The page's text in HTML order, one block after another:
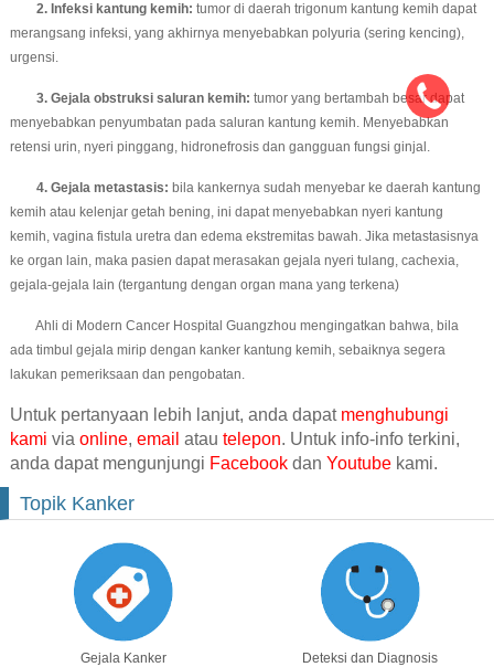
2. Infeksi kantung kemih: tumor di daerah trigonum kantung kemih dapat
merangsang infeksi, yang akhirnya menyebabkan polyuria (sering kencing),
urgensi.
3. Gejala obstruksi saluran kemih: tumor yang bertambah besar dapat
menyebabkan penyumbatan pada saluran kantung kemih. Menyebabkan
retensi urin, nyeri pinggang, hidronefrosis dan gangguan fungsi ginjal.
4. Gejala metastasis: bila kankernya sudah menyebar ke daerah kantung
kemih atau kelenjar getah bening, ini dapat menyebabkan nyeri kantung
kemih, vagina fistula uretra dan edema ekstremitas bawah. Jika metastasisnya
ke organ lain, maka pasien dapat merasakan gejala nyeri tulang, cachexia,
gejala-gejala lain (tergantung dengan organ mana yang terkena)
Ahli di Modern Cancer Hospital Guangzhou mengingatkan bahwa, bila
ada timbul gejala mirip dengan kanker kantung kemih, sebaiknya segera
lakukan pemeriksaan dan pengobatan.
Untuk pertanyaan lebih lanjut, anda dapat menghubungi
kami via online, email atau telepon. Untuk info-info terkini,
anda dapat mengunjungi Facebookdan Youtubekami.
Topik Kanker
Gejala Kanker Deteksi dan Diagnosis